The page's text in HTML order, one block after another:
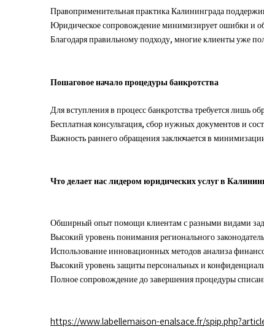
Правоприменительная практика Калининграда
Юридическое сопровождение минимизирует ошибки и
Благодаря правильному подходу, многие клиенты уже
Пошаговое начало процедуры банкротства
Для вступления в процесс банкротства требуется лишь
Бесплатная консультация, сбор нужных документов и
Важность раннего обращения заключается в
Что делает нас лидером юридических услуг в
Обширный опыт помощи клиентам с разными видами
Высокий уровень понимания регионального
Использование инновационных методов анализа
Высокий уровень защиты персональных и
Полное сопровождение до завершения процедуры
https://www.labellemaison-enalsace.fr/